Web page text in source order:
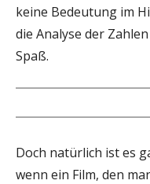
keine Bedeutung im
die Analyse der
Spaß.
Doch natürlich ist es
wenn ein Film, den